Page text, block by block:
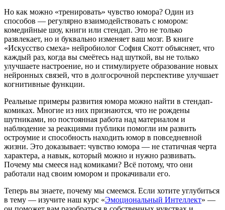
Но как можно «тренировать» чувство юмора? Один из
способов — регулярно взаимодействовать с юмором:
комедийные шоу, книги или стендап. Это не только
развлекает, но и буквально изменяет ваш мозг. В книге
«Искусство смеха» нейробиолог София Скотт объясняет, что
каждый раз, когда вы смеётесь над шуткой, вы не только
улучшаете настроение, но и стимулируете образование новых
нейронных связей, что в долгосрочной перспективе улучшает
когнитивные функции.
Реальные примеры развития юмора можно найти в стендап-
комиках. Многие из них признаются, что не рождены
шутниками, но постоянная работа над материалом и
наблюдение за реакциями публики помогли им развить
остроумие и способность находить юмор в повседневной
жизни. Это доказывает: чувство юмора — не статичная черта
характера, а навык, который можно и нужно развивать.
Почему мы смееся над комиками? Всё потому, что они
работали над своим юмором и прокачивали его.
Теперь вы знаете, почему мы смеемся. Если хотите углубиться
в тему — изучите наш курс «Эмоциональный Интеллект» —